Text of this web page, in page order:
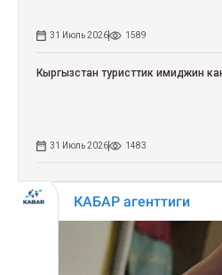
31 Июль 2026 1589
Кыргызстан туристтик имиджин
31 Июль 2026 1483